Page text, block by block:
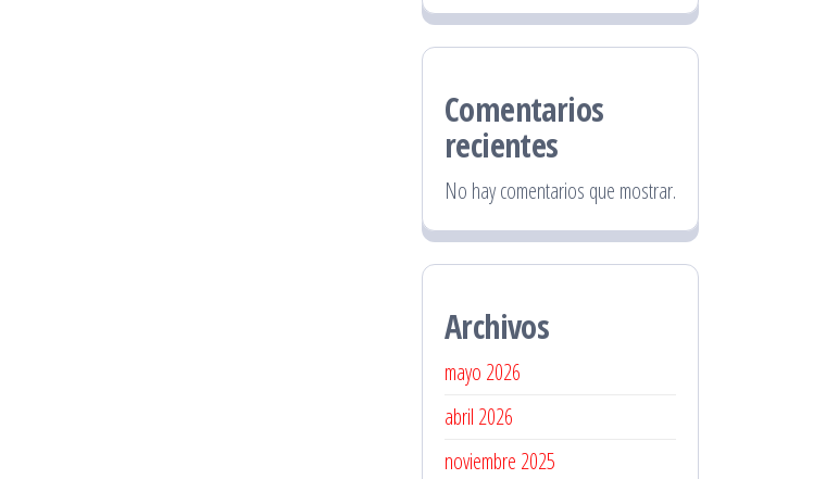
Comentarios
recientes
No hay comentarios que mostrar.
Archivos
mayo 2026
abril 2026
noviembre 2025